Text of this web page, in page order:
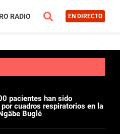
RADIO EN DIRECTO
pacientes han sido
cuadros respiratorios en la
Buglé